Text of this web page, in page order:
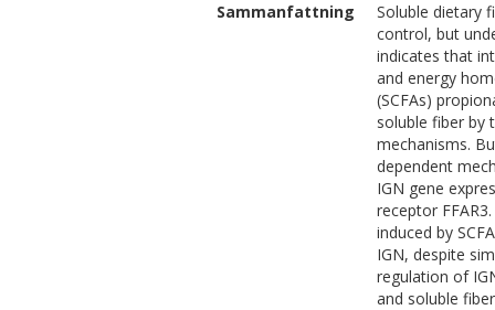
Sammanfattning
Soluble dietary
control, but
indicates that
and energy
(SCFAs)
soluble fiber by
mechanisms.
dependent
IGN gene
receptor
induced by
IGN, despite
regulation of
and soluble